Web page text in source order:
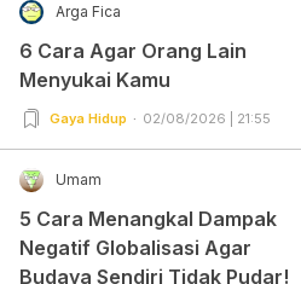
Arga Fica
6 Cara Agar Orang Lain
Menyukai Kamu
Gaya Hidup 02/08/2026 | 21:55
Umam
5 Cara Menangkal Dampak
Negatif Globalisasi Agar
Budaya Sendiri Tidak Pudar!